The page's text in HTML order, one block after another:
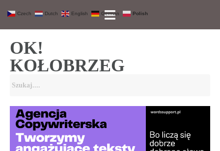
OK!
KOŁOBRZEG
Czech Dutch English German Polish